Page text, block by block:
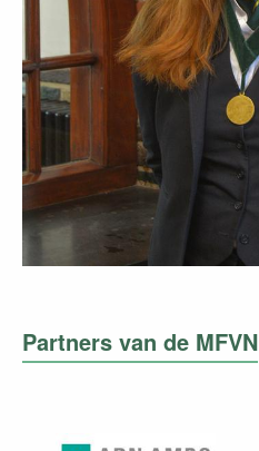
Partners van de MFVN